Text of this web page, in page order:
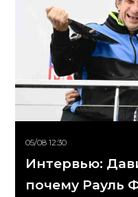
05/08 12:30
Интервью:
почему Рауль